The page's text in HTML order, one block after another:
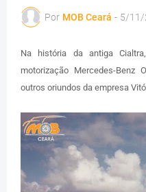
Por MOB Ceará - 5/11/
Na história da antiga
motorização Mercedes-Benz
outros oriundos da empresa